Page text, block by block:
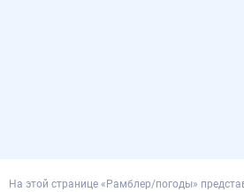
На этой странице «Рамблер/погоды»